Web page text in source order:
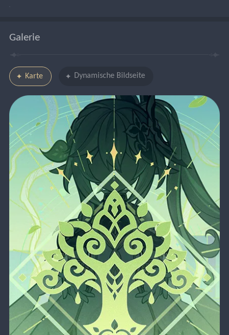
Galerie
Karte Dynamische Bildseite